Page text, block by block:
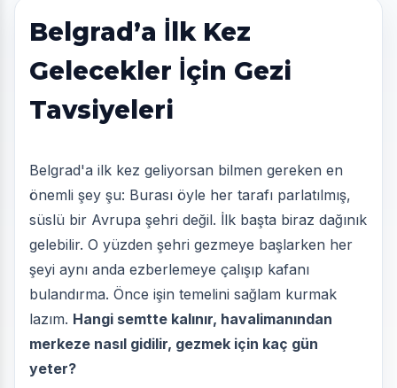
Belgrad’a İlk Kez
Gelecekler İçin Gezi
Tavsiyeleri
Belgrad'a ilk kez geliyorsan bilmen gereken en
önemli şey şu: Burası öyle her tarafı parlatılmış,
süslü bir Avrupa şehri değil. İlk başta biraz dağınık
gelebilir. O yüzden şehri gezmeye başlarken her
şeyi aynı anda ezberlemeye çalışıp kafanı
bulandırma. Önce işin temelini sağlam kurmak
lazım. Hangi semtte kalınır, havalimanından
merkeze nasıl gidilir, gezmek için kaç gün
yeter?